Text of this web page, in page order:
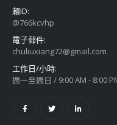
賴ID:
@766kcvhp
電子郵件:
chuliuxiang72@gmail.com
工作日/小時:
週一至週日 / 9:00 AM - 8:00